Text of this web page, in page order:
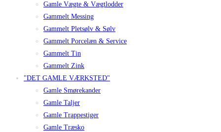
Gamle Vægte & Vægtlodder
Gammelt Messing
Gammelt Pletsølv & Sølv
Gammelt Porcelæn & Service
Gammelt Tin
Gammelt Zink
"DET GAMLE VÆRKSTED"
Gamle Smørekander
Gamle Taljer
Gamle Trappestiger
Gamle Træsko